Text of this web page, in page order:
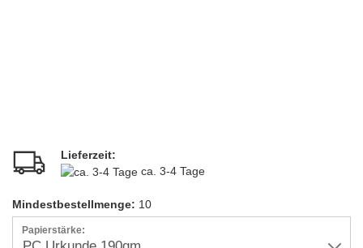
Lieferzeit:
ca. 3-4 Tage
Mindestbestellmenge: 10
Papierstärke: